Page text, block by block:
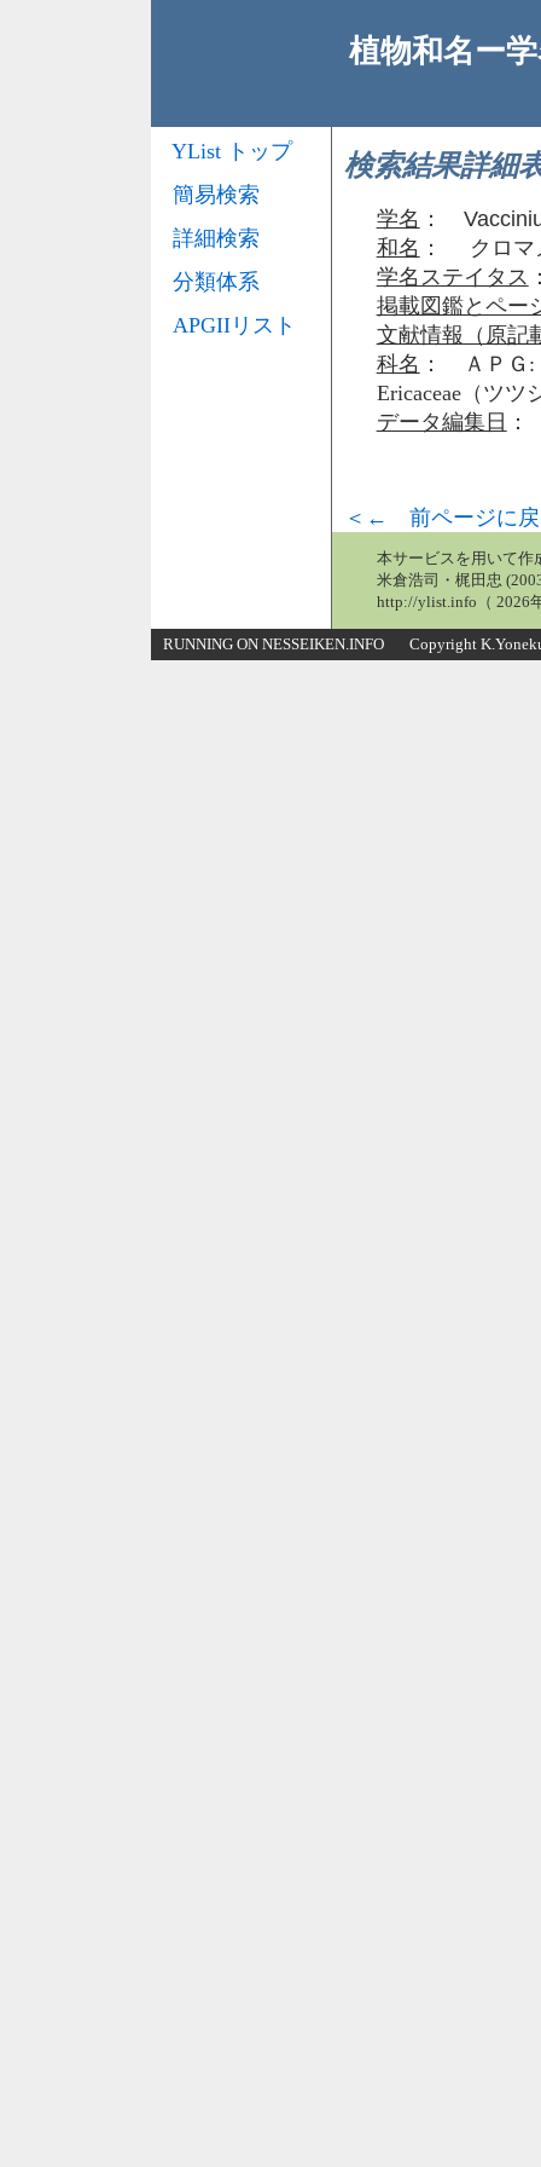
植物和名ー
検索結果詳細
学名 ：
和名 ： クロマ
学名ステイタス
掲載図鑑とペー
文献情報（原記
科名 ： ＡＰＧ:
Ericaceae（ツ
データ編集日
＜← 前ページに戻
YList トップ
簡易検索
詳細検索
分類体系
APGIIリスト
本サービスを用いて作
米倉浩司・梶田忠
http://ylist.info（ 2026
RUNNING ON NESSEIKEN.INFO Copyright